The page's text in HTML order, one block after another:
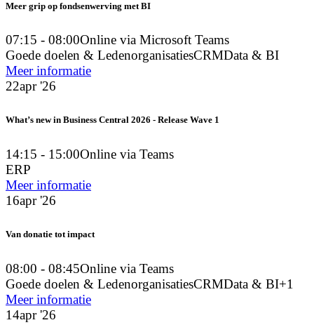
Meer grip op fondsenwerving met BI
07:15 - 08:00Online via Microsoft Teams
Goede doelen & LedenorganisatiesCRMData & BI
Meer informatie
22apr '26
What’s new in Business Central 2026 - Release Wave 1
14:15 - 15:00Online via Teams
ERP
Meer informatie
16apr '26
Van donatie tot impact
08:00 - 08:45Online via Teams
Goede doelen & LedenorganisatiesCRMData & BI+1
Meer informatie
14apr '26